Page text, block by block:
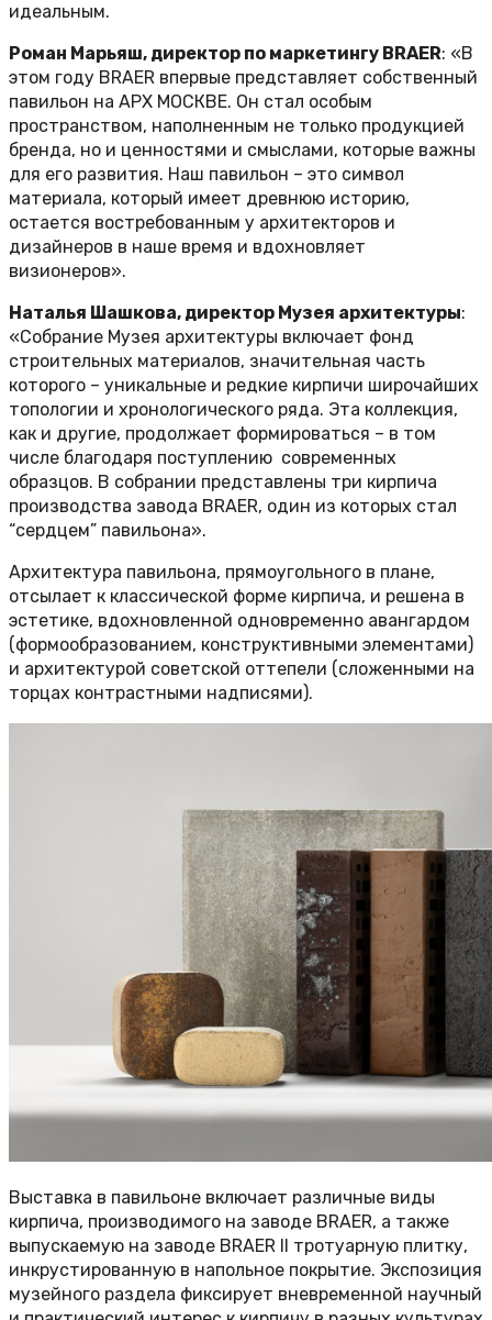
идеальным.
Роман Марьяш, директор по маркетингу BRAER: «В
этом году BRAER впервые представляет собственный
павильон на АРХ МОСКВЕ. Он стал особым
пространством, наполненным не только продукцией
бренда, но и ценностями и смыслами, которые важны
для его развития. Наш павильон – это символ
материала, который имеет древнюю историю,
остается востребованным у архитекторов и
дизайнеров в наше время и вдохновляет
визионеров».
Наталья Шашкова, директор Музея архитектуры:
«Собрание Музея архитектуры включает фонд
строительных материалов, значительная часть
которого – уникальные и редкие кирпичи широчайших
топологии и хронологического ряда. Эта коллекция,
как и другие, продолжает формироваться – в том
числе благодаря поступлению современных
образцов. В собрании представлены три кирпича
производства завода BRAER, один из которых стал
“сердцем” павильона».
Архитектура павильона, прямоугольного в плане,
отсылает к классической форме кирпича, и решена в
эстетике, вдохновленной одновременно авангардом
(формообразованием, конструктивными элементами)
и архитектурой советской оттепели (сложенными на
торцах контрастными надписями).
Выставка в павильоне включает различные виды
кирпича, производимого на заводе BRAER, а также
выпускаемую на заводе BRAER II тротуарную плитку,
инкрустированную в напольное покрытие. Экспозиция
музейного раздела фиксирует вневременной научный